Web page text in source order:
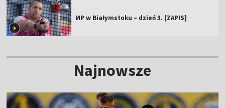
MP w Białymstoku – dzień 3. [ZAPIS]
Najnowsze